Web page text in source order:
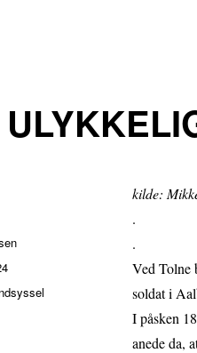
kilde:
.
.
Ved Tolne
soldat i
I påsken
anede da,